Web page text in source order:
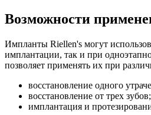
Возможности
Импланты Riellen's могут
имплантации, так и при
позволяет применять их при
восстановление одного
восстановление от трех зубов;
имплантация и